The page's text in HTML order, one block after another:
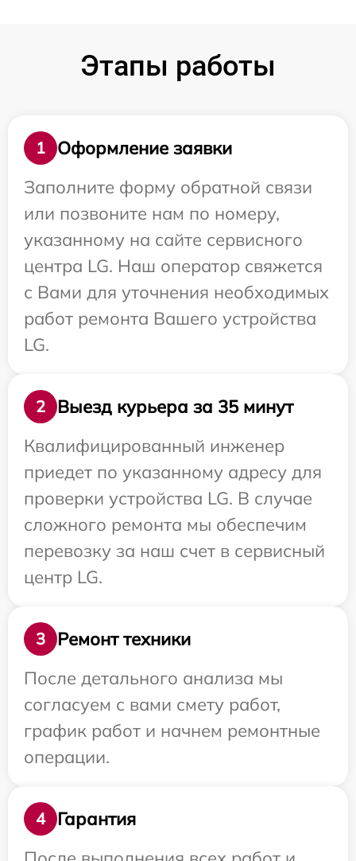
Этапы работы
1
Оформление заявки
Заполните форму обратной связи
или позвоните нам по номеру,
указанному на сайте сервисного
центра LG. Наш оператор свяжется
с Вами для уточнения необходимых
работ ремонта Вашего устройства
LG.
2
Выезд курьера за 35 минут
Квалифицированный инженер
приедет по указанному адресу для
проверки устройства LG. В случае
сложного ремонта мы обеспечим
перевозку за наш счет в сервисный
центр LG.
3
Ремонт техники
После детального анализа мы
согласуем с вами смету работ,
график работ и начнем ремонтные
операции.
4
Гарантия